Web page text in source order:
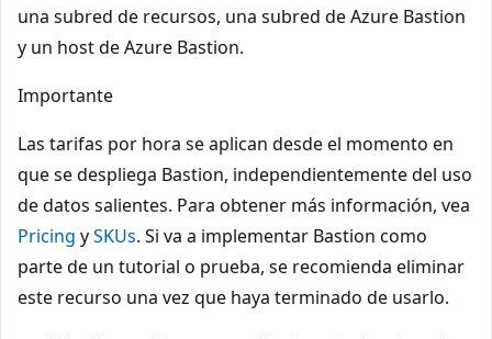
una subred de recursos, una subred de Azure Bastion
y un host de Azure Bastion.
Importante
Las tarifas por hora se aplican desde el momento en
que se despliega Bastion, independientemente del uso
de datos salientes. Para obtener más información, vea
Pricing ySKUs. Si va a implementar Bastion como
parte de un tutorial o prueba, se recomienda eliminar
este recurso una vez que haya terminado de usarlo.